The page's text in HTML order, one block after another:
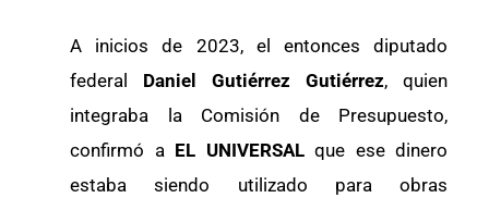
A inicios de 2023, el entonces diputado
federal Daniel Gutiérrez Gutiérrez, quien
integraba la Comisión de Presupuesto,
confirmó a EL UNIVERSALque ese dinero
estaba siendo utilizado para obras